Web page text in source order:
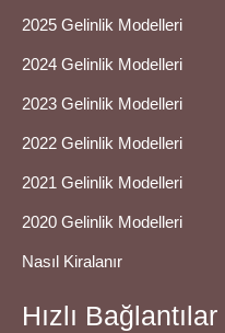
2025 Gelinlik Modelleri
2024 Gelinlik Modelleri
2023 Gelinlik Modelleri
2022 Gelinlik Modelleri
2021 Gelinlik Modelleri
2020 Gelinlik Modelleri
Nasıl Kiralanır
Hızlı Bağlantılar